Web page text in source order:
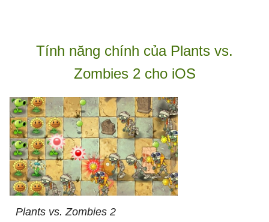
Tính năng chính của Plants vs.
Zombies 2 cho iOS
Plants vs. Zombies 2